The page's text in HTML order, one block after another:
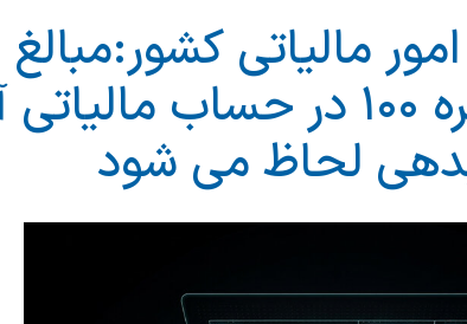
مالیاتی کشور:مبالغ
پرداختی مودیان تبصره ۱۰۰ در حساب
لحاظ می ‌شود